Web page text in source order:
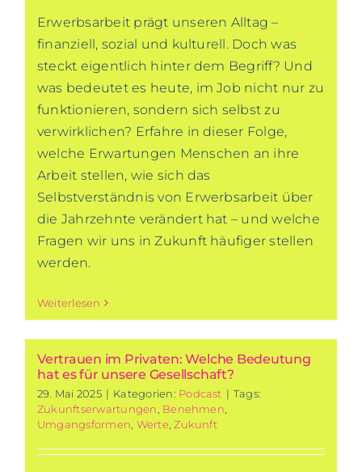
Erwerbsarbeit prägt unseren Alltag –
finanziell, sozial und kulturell. Doch was
steckt eigentlich hinter dem Begriff? Und
was bedeutet es heute, im Job nicht nur zu
funktionieren, sondern sich selbst zu
verwirklichen? Erfahre in dieser Folge,
welche Erwartungen Menschen an ihre
Arbeit stellen, wie sich das
Selbstverständnis von Erwerbsarbeit über
die Jahrzehnte verändert hat – und welche
Fragen wir uns in Zukunft häufiger stellen
werden.
Weiterlesen
Vertrauen im Privaten: Welche Bedeutung
hat es für unsere Gesellschaft?
29. Mai 2025 | Kategorien: Podcast | Tags:
Zukunftserwartungen Benehmen
Umgangsformen Werte ,Zukunft